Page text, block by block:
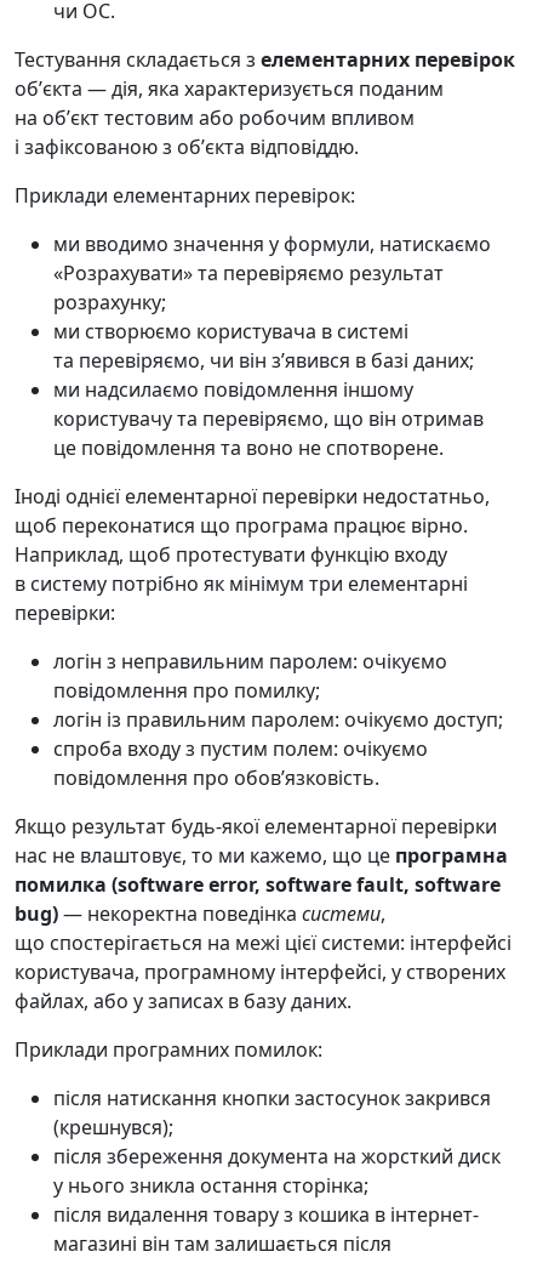
чи ОС.
Тестування складається з елементарних перевірок
обʼєкта — дія, яка характеризується поданим
на обʼєкт тестовим або робочим впливом
і зафіксованою з обʼєкта відповіддю.
Приклади елементарних перевірок:
ми вводимо значення у формули, натискаємо
«Розрахувати» та перевіряємо результат
розрахунку;
ми створюємо користувача в системі
та перевіряємо, чи він зʼявився в базі даних;
ми надсилаємо повідомлення іншому
користувачу та перевіряємо, що він отримав
це повідомлення та воно не спотворене.
Іноді однієї елементарної перевірки недостатньо,
щоб переконатися що програма працює вірно.
Наприклад, щоб протестувати функцію входу
в систему потрібно як мінімум три елементарні
перевірки:
логін з неправильним паролем: очікуємо
повідомлення про помилку;
логін із правильним паролем: очікуємо доступ;
спроба входу з пустим полем: очікуємо
повідомлення про обовʼязковість.
Якщо результат будь-якої елементарної перевірки
нас не влаштовує, то ми кажемо, що це програмна
помилка (software error, software fault, software
bug)— некоректна поведінка системи,
що спостерігається на межі цієї системи: інтерфейсі
користувача, програмному інтерфейсі, у створених
файлах, або у записах в базу даних.
Приклади програмних помилок:
після натискання кнопки застосунок закрився
(крешнувся);
після збереження документа на жорсткий диск
у нього зникла остання сторінка;
після видалення товару з кошика в інтернет-
магазині він там залишається після